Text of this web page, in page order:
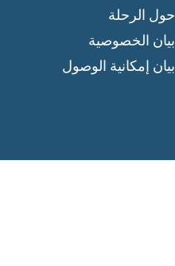
حول الرحلة
بيان الخصوصية
بيان إمكانية الوصول